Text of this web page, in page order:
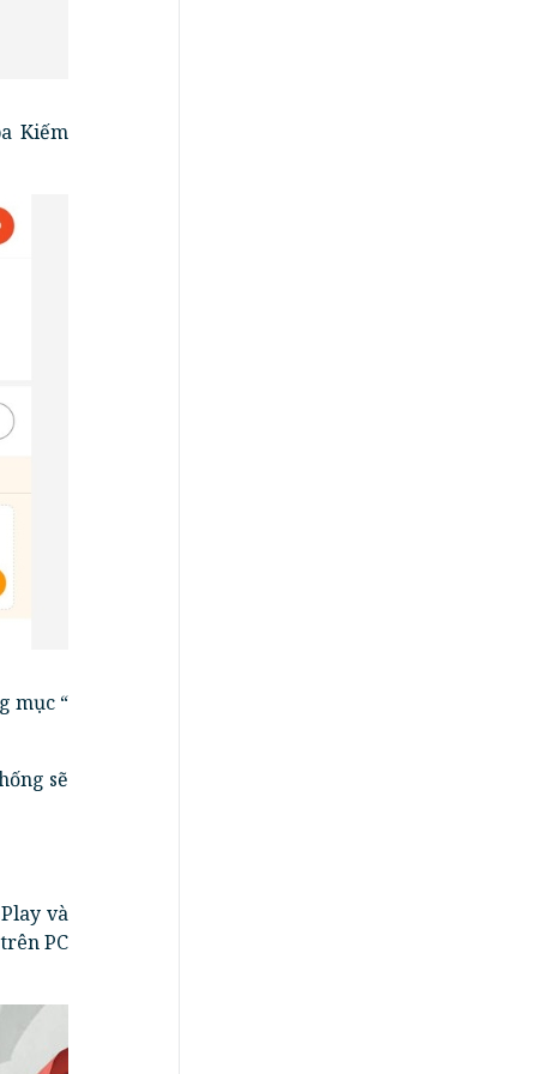
Kiếm
mục “
sẽ
và
PC